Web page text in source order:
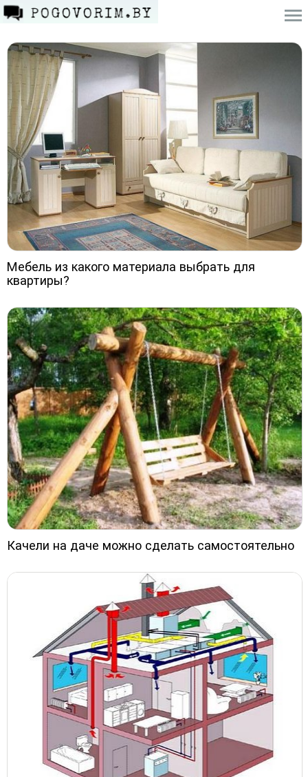
Мебель из какого материала выбрать для
квартиры?
Качели на даче можно сделать самостоятельно